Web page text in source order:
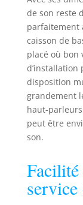
de son reste
parfaitement
caisson de
placé où bon
d’installation
disposition
grandement
haut-
peut être
son.